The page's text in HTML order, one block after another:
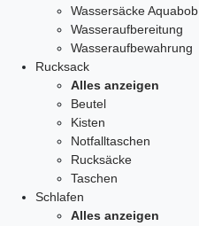
Wassersäcke Aquabob
Wasseraufbereitung
Wasseraufbewahrung
Rucksack
Alles anzeigen
Beutel
Kisten
Notfalltaschen
Rucksäcke
Taschen
Schlafen
Alles anzeigen